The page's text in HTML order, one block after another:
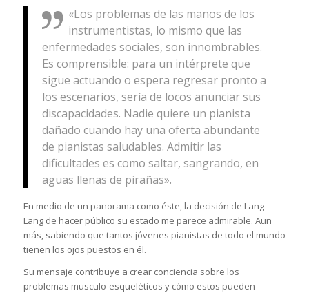
«Los problemas de las manos de los
instrumentistas, lo mismo que las
enfermedades sociales, son innombrables.
Es comprensible: para un intérprete que
sigue actuando o espera regresar pronto a
los escenarios, sería de locos anunciar sus
discapacidades. Nadie quiere un pianista
dañado cuando hay una oferta abundante
de pianistas saludables. Admitir las
dificultades es como saltar, sangrando, en
aguas llenas de pirañas».
En medio de un panorama como éste, la decisión de Lang
Lang de hacer público su estado me parece admirable. Aun
más, sabiendo que tantos jóvenes pianistas de todo el mundo
tienen los ojos puestos en él.
Su mensaje contribuye a crear conciencia sobre los
problemas musculo-esqueléticos y cómo estos pueden